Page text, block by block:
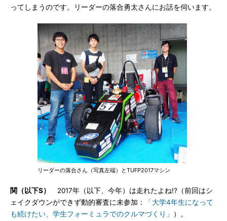
ってしまうのです。リーダーの落合勇太さんにお話を伺います。
リーダーの落合さん（写真左端）とTUFP2017マシン
関（以下S）
2017年（以下、今年）は走れたよね!?（前回はシ
ェイクダウンができず動的審査に未参加：
「大学4年生になって
も続けたい、学生フォーミュラでのクルマづくり」
）。